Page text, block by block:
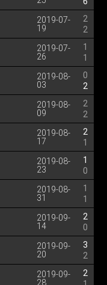
2019-07-
19
2
2
2019-07-
26
1
1
2019-08-
03
0
2
2019-08-
09
2
2
2019-08-
17
2
1
2019-08-
23
1
0
2019-08-
31
1
1
2019-09-
14
2
0
2019-09-
20
3
2
2019-09-
28
2